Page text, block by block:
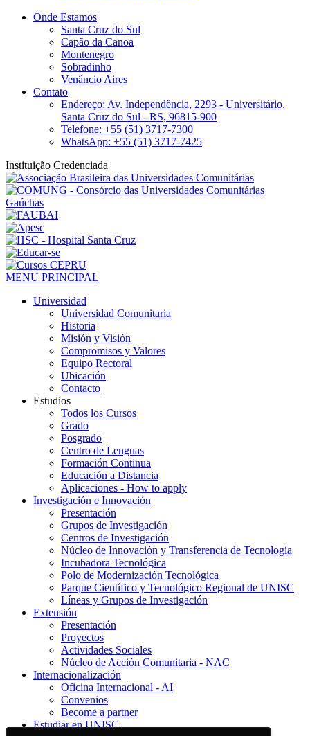
Onde Estamos
Santa Cruz do Sul
Capão da Canoa
Montenegro
Sobradinho
Venâncio Aires
Contato
Endereço: Av. Independência, 2293 - Universitário,
Santa Cruz do Sul - RS, 96815-900
Telefone: +55 (51) 3717-7300
WhatsApp: +55 (51) 3717-7425
Instituição Credenciada
MENU PRINCIPAL
Universidad
Universidad Comunitaria
Historia
Misión y Visión
Compromisos y Valores
Equipo Rectoral
Ubicación
Contacto
Estudios
Todos los Cursos
Grado
Posgrado
Centro de Lenguas
Formación Continua
Educación a Distancia
Aplicaciones - How to apply
Investigación e Innovación
Presentación
Grupos de Investigación
Centros de Investigación
Núcleo de Innovación y Transferencia de Tecnología
Incubadora Tecnológica
Polo de Modernización Tecnológica
Parque Científico y Tecnológico Regional de UNISC
Líneas y Grupos de Investigación
Extensión
Presentación
Proyectos
Actividades Sociales
Núcleo de Acción Comunitaria - NAC
Internacionalización
Oficina Internacional - AI
Convenios
Become a partner
Estudiar en UNISC